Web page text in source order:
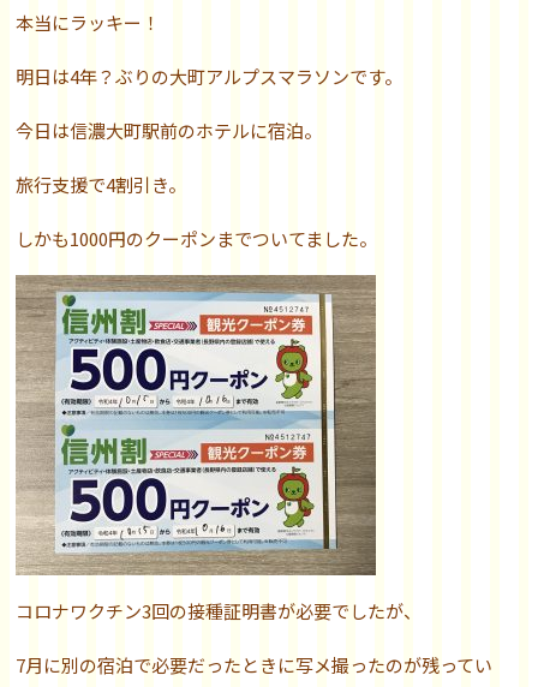
本当にラッキー！
明日は4年？ぶりの大町アルプスマラソンです。
今日は信濃大町駅前のホテルに宿泊。
旅行支援で4割引き。
しかも1000円のクーポンまでついてました。
コロナワクチン3回の接種証明書が必要でしたが、
7月に別の宿泊で必要だったときに写メ撮ったのが残ってい